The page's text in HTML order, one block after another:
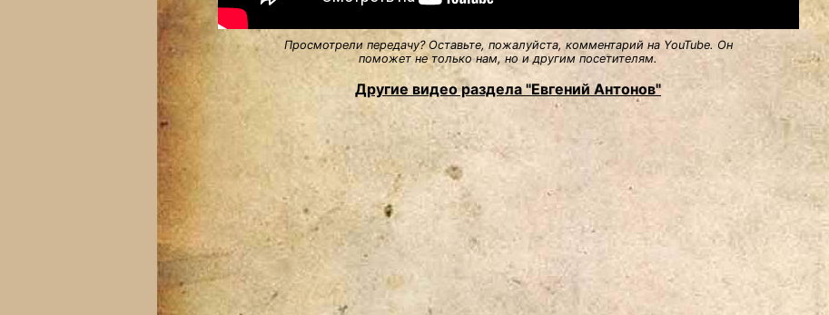
Просмотрели передачу? Оставьте, пожалуйста, комментарий на YouTube. Он
поможет не только нам, но и другим посетителям.
Другие видео раздела "Евгений Антонов"